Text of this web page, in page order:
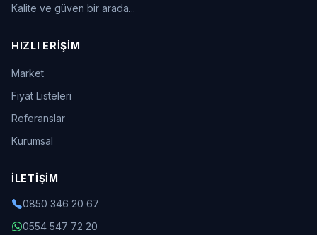
Kalite ve güven bir arada...
HIZLI ERIŞIM
Market
Fiyat Listeleri
Referanslar
Kurumsal
İLETIŞIM
0850 346 20 67
0554 547 72 20